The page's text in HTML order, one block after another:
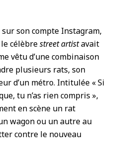
sur son compte Instagram,
célèbrestreet artistavait
vêtu d’une combinaison
plusieurs rats, son
d’un métro. Intitulée « Si
tu n’as rien compris »,
en scène un rat
wagon ou un autre au
contre le nouveau